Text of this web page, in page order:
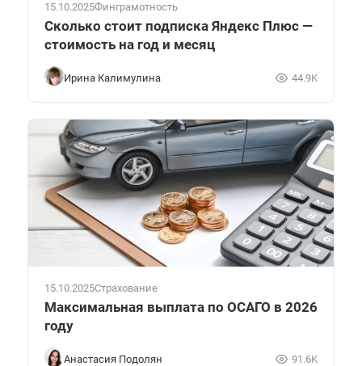
15.10.2025Финграмотность
Сколько стоит подписка Яндекс Плюс —
стоимость на год и месяц
Ирина Калимулина 44.9K
15.10.2025Страхование
Максимальная выплата по ОСАГО в 2026
году
Анастасия Подолян 91.6K